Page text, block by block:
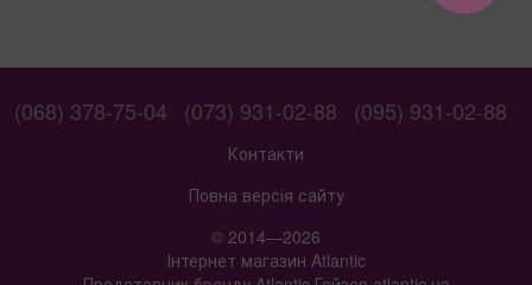
(068) 378-75-04 (073) 931-02-88 (095) 931-02-88
Контакти
Повна версія сайту
© 2014—2026
Інтернет магазин Atlantic